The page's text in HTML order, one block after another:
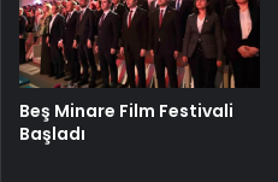
Beş Minare Film Festivali
Başladı